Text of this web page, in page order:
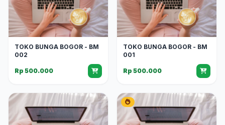
TOKO BUNGA BOGOR - BM
002
Rp 500.000
TOKO BUNGA BOGOR - BM
001
Rp 500.000